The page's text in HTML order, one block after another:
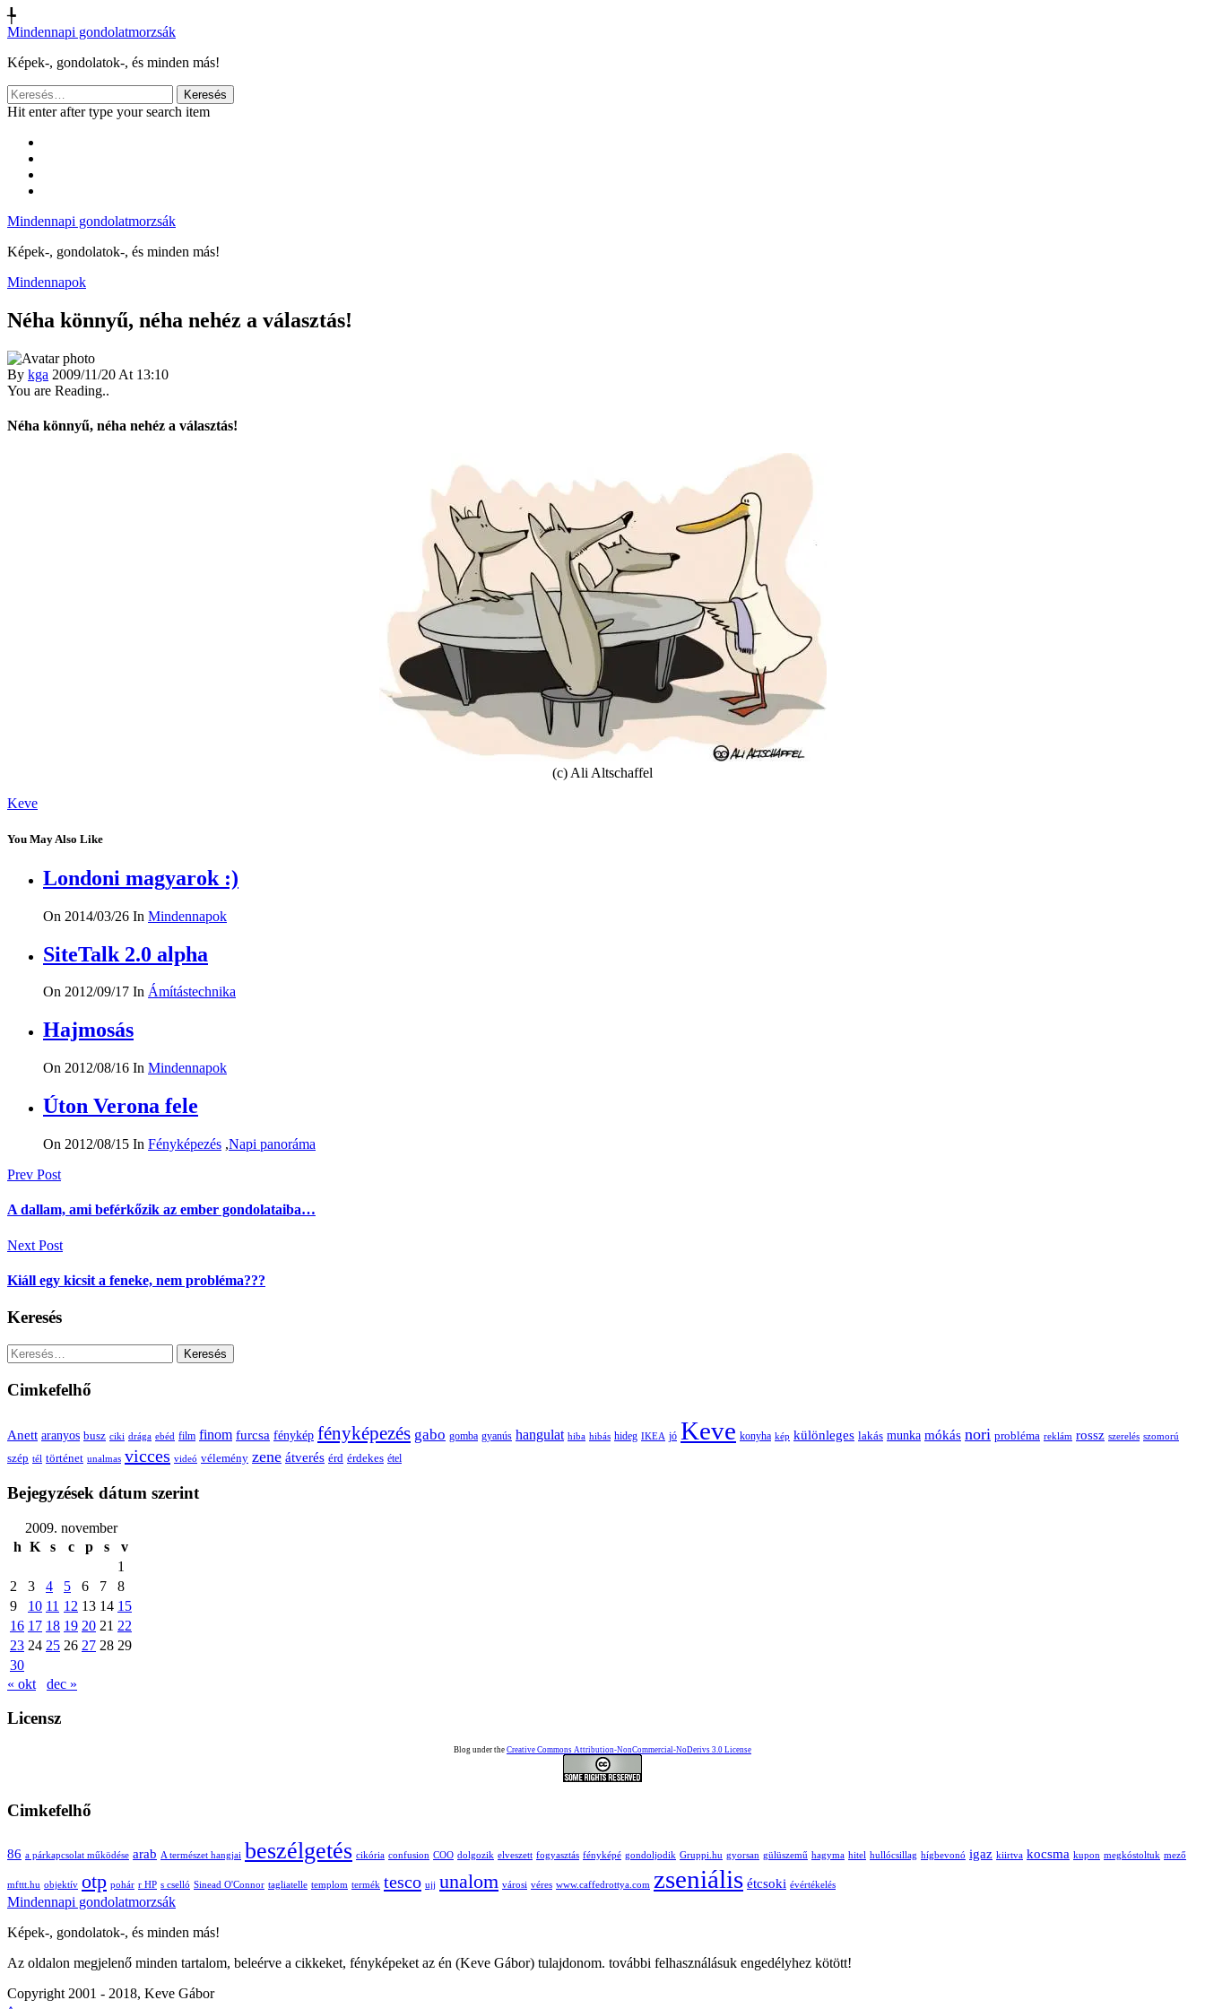
╄
Mindennapi gondolatmorzsák
Képek-, gondolatok-, és minden más!
Keresés:
Hit enter after type your search item
Mindennapi gondolatmorzsák
Képek-, gondolatok-, és minden más!
Mindennapok
Néha könnyű, néha nehéz a választás!
By kga 2009/11/20 At 13:10
You are Reading..
Néha könnyű, néha nehéz a választás!
(c) Ali Altschaffel
Keve
You May Also Like
Londoni magyarok :)
On 2014/03/26 In Mindennapok
SiteTalk 2.0 alpha
On 2012/09/17 In Ámítástechnika
Hajmosás
On 2012/08/16 In Mindennapok
Úton Verona fele
On 2012/08/15 In Fényképezés ,Napi panoráma
Bejegyzés
navigáció
Prev Post
A dallam, ami beférkőzik az ember gondolataiba…
Next Post
Kiáll egy kicsit a feneke, nem probléma???
Keresés
Keresés:
Cimkefelhő
Anett aranyos busz ciki drága ebéd film finom furcsa fénykép fényképezés gabo gomba gyanús hangulat hiba hibás hideg IKEA jó Keve konyha kép különleges lakás munka mókás nori probléma reklám rossz szerelés szomorú
szép tél történet unalmas vicces videó vélemény zene átverés érd érdekes étel
Bejegyzések dátum szerint
2009. november
h K s c p s
v
1
2
3 4 5 6 7
8
9
10 11 12 13 14 15
16 17 18 19 20 21 22
23 24 25 26 27 28 29
30
« okt
dec »
Licensz
Blog under the Creative Commons Attribution-NonCommercial-NoDerivs 3.0 License
Cimkefelhő
86 a párkapcsolat működése arab A természet hangjai beszélgetés cikória confusion COO dolgozik elveszett fogyasztás fényképé gondoljodik Gruppi.hu gyorsan gülüszemű hagyma hitel hullócsillag hígbevonó igaz kiirtva kocsma kupon megkóstoltuk mező
mfttt.hu objektív otp pohár r HP s cselló Sinead O'Connor tagliatelle templom termék tesco ujj unalom városi véres www.caffedrottya.com zseniális étcsoki évértékelés
Mindennapi gondolatmorzsák
Képek-, gondolatok-, és minden más!
Az oldalon megjelenő minden tartalom, beleérve a cikkeket, fényképeket az én (Keve Gábor) tulajdonom. további felhasználásuk engedélyhez kötött!
Copyright 2001 - 2018, Keve Gábor